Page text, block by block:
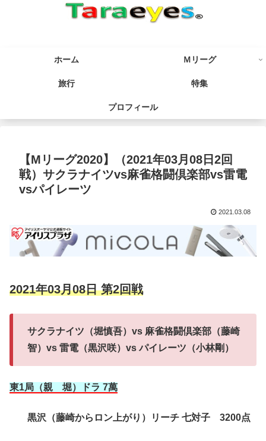
ホーム Ｍリーグ
旅行 特集
プロフィール
【Mリーグ2020】（2021年03月08日2回
戦）サクラナイツvs麻雀格闘倶楽部vs雷電
vsパイレーツ
2021.03.08
2021年03月08日 第2回戦
サクラナイツ（堀慎吾）vs 麻雀格闘倶楽部（藤崎
智）vs 雷電（黒沢咲）vs パイレーツ（小林剛）
東1局（親 堀）ドラ 7萬
黒沢（藤崎からロン上がり）リーチ 七対子 3200点